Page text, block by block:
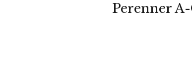
Perenner